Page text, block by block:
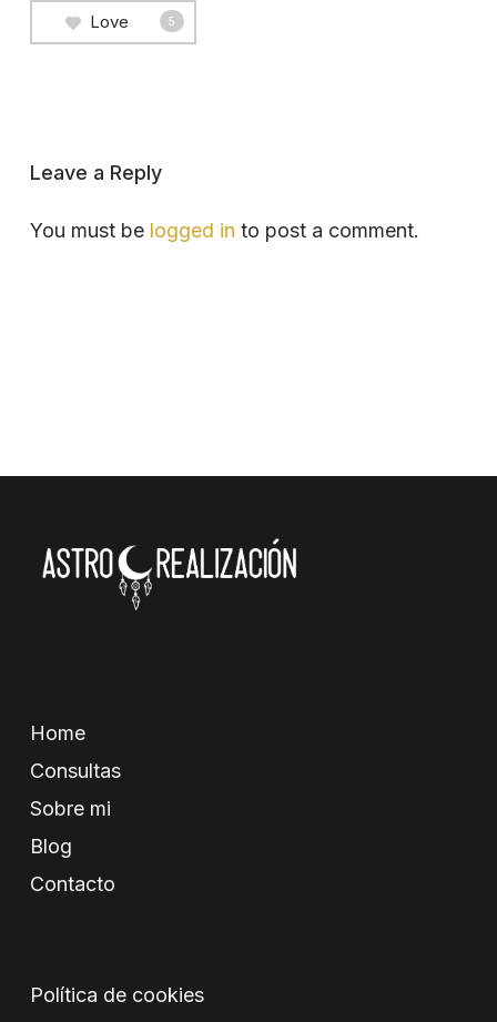
Love 5
Leave a Reply
You must be logged in to post a comment.
Home
Consultas
Sobre mi
Blog
Contacto
Política de cookies